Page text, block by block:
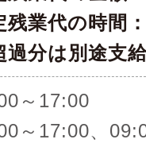
残業代の時間
分は別途支
～17:00
～17:00、